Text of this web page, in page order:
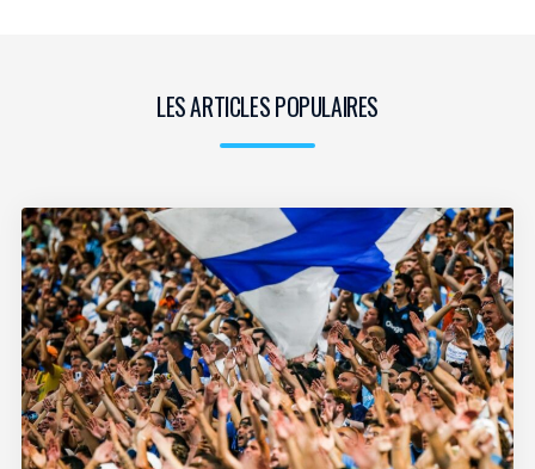
LES ARTICLES POPULAIRES